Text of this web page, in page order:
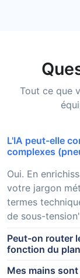
Tout ce que
L'IA peut-elle
complexes
Oui. En
votre jargon
termes
de sous-
Peut-on router
fonction du
Mes mains